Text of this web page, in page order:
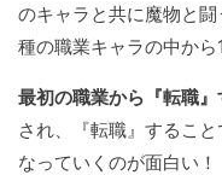
のキャラと共に魔物と
種の職業キャラの中から
最初の職業から『転職
され、『転職』するこ
なっていくのが面白い！